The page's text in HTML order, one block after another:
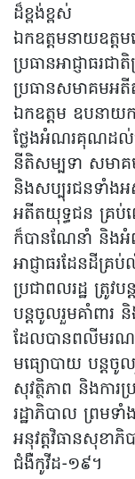
ដ៏ខ្ពង់ខ្ពស់
ឯកឧត្តមនាយឧត្ដ
ប្រធានអាជ្ញាធរ
ប្រធានសមាគមអតី
ឯកឧត្តម ឧបនាយក
ថ្លែងអំណរគុណដល់
នីតិសម្បទា សមាគ
និងសប្បុរជនទាំង
អតីតយុទ្ធជន គ្រប់ព
ក៏បានណែនាំ និងអំ
អាជ្ញាធរដែនដីគ្រ
ប្រជាពលរដ្ឋ ត្រូវប
បន្តចូលរួមគាំពា
ដែលបានពលីមរណ
មធ្យោបាយ បន្ត
សុវត្ថិភាព និងការ
រដ្ឋាភិបាល ព្រម
អនុវត្តវិធានសុខាភិ
ជំងឺកូវីដ-១៩។